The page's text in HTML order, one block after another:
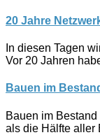
20 Jahre
In diesen Tagen
Vor 20 Jahren
Bauen im
Bauen im
als die Hälfte aller